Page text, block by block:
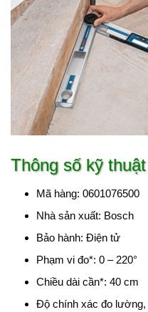
Thông số kỹ thuật
Mã hàng: 0601076500
Nhà sản xuất: Bosch
Bảo hành: Điện tử
Phạm vi đo*: 0 – 220°
Chiều dài cần*: 40 cm
Độ chính xác đo lường,